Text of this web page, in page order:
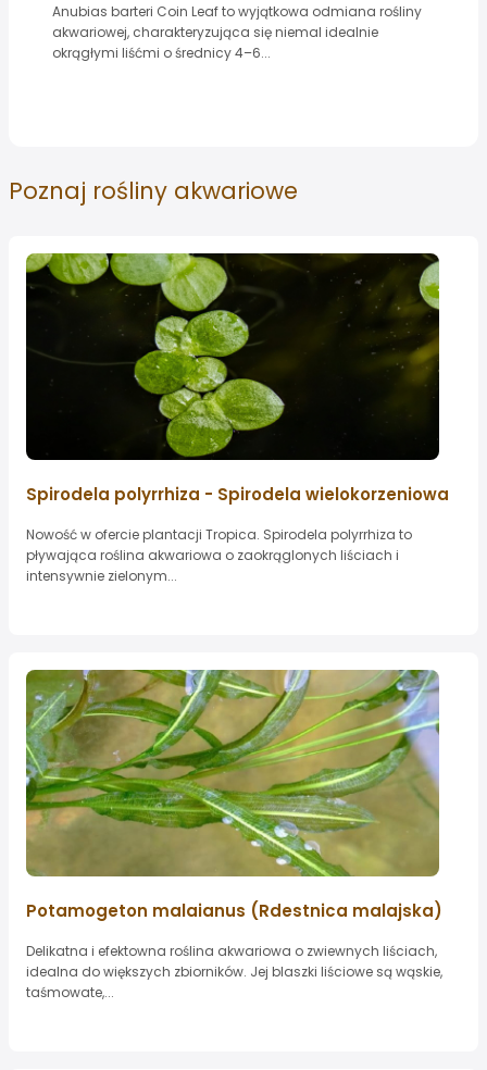
Anubias barteri Coin Leaf to wyjątkowa odmiana rośliny
akwariowej, charakteryzująca się niemal idealnie
okrągłymi liśćmi o średnicy 4–6...
Poznaj rośliny akwariowe
Spirodela polyrrhiza - Spirodela wielokorzeniowa
Nowość w ofercie plantacji Tropica. Spirodela polyrrhiza to
pływająca roślina akwariowa o zaokrąglonych liściach i
intensywnie zielonym...
Potamogeton malaianus (Rdestnica malajska)
Delikatna i efektowna roślina akwariowa o zwiewnych liściach,
idealna do większych zbiorników. Jej blaszki liściowe są wąskie,
taśmowate,...